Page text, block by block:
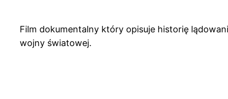
Film dokumentalny który opisuje historię
wojny światowej.